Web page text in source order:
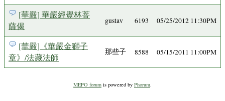
[華嚴] 華嚴經覺林菩
薩偈
gustav 6193 05/25/2012 11:30PM
[華嚴]《華嚴金獅子
章》/法藏法師
那些子 8588 05/15/2011 11:00PM
MEPO forum is powered by Phorum.